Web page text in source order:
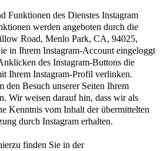
Funktionen des Dienstes Instagram
werden angeboten durch die
Road, Menlo Park, CA, 94025,
in Ihrem Instagram-Account eingeloggt
des Instagram-Buttons die
Ihrem Instagram-Profil verlinken.
den Besuch unserer Seiten Ihrem
Wir weisen darauf hin, dass wir als
Kenntnis vom Inhalt der übermittelten
durch Instagram erhalten.
finden Sie in der